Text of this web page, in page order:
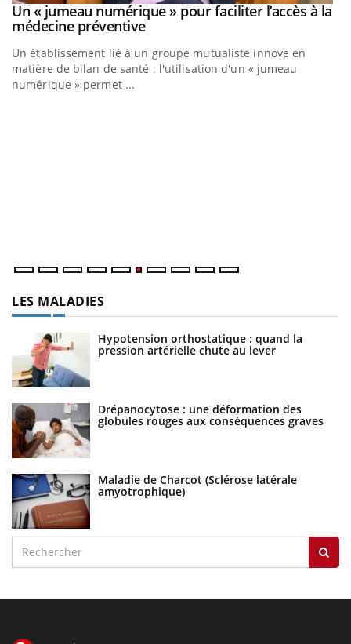
Youtube
Un « jumeau numérique » pour faciliter l’accès à la
médecine préventiveYoutube
Un établissement lié à un groupe mutualiste innove en
matière de bilan de santé : l'utilisation d'un « jumeau
numérique » permet ...
LES MALADIES
Hypotension orthostatique : quand la
pression artérielle chute au lever
Drépanocytose : une déformation des
globules rouges aux conséquences graves
Maladie de Charcot (Sclérose latérale
amyotrophique)